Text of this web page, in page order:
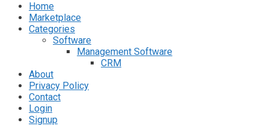
Home
Marketplace
Categories
Software
Management Software
CRM
About
Privacy Policy
Contact
Login
Signup